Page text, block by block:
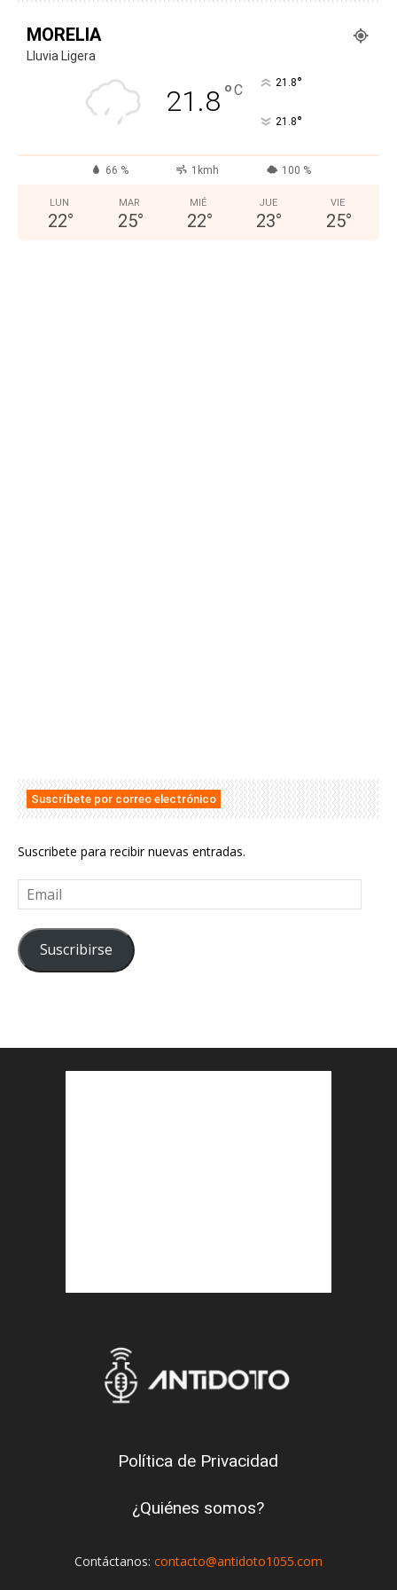
MORELIA
Lluvia Ligera
21.8°C 21.8°
21.8°
66 % 1kmh 100 %
LUN
22°
MAR
25°
MIÉ
22°
JUE
23°
VIE
25°
Suscríbete por correo electrónico
Suscribete para recibir nuevas entradas.
Email
Suscribirse
Política de Privacidad
¿Quiénes somos?
Contáctanos: contacto@antidoto1055.com